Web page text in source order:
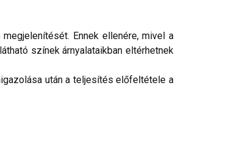
Ennek ellenére, mivel a
színek árnyalataikban eltérhetnek
után a teljesítés előfeltétele a